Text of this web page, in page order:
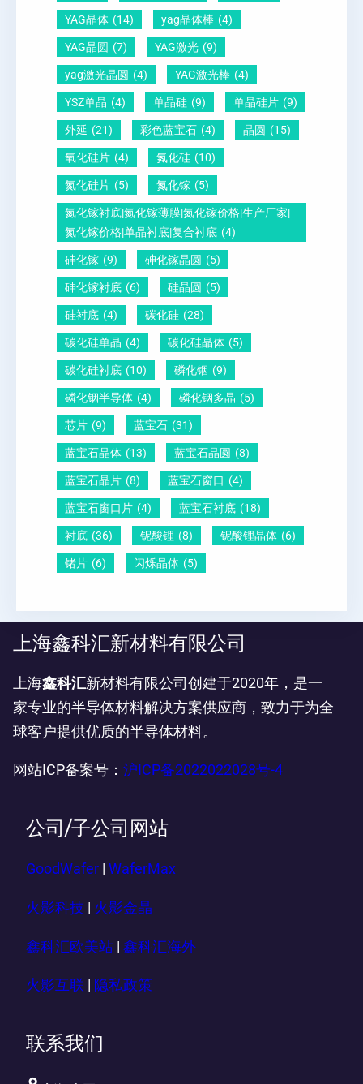
说
明
1
1
怎
么
测
压
电
晶
圆
钛
铅
晶
圆
YAG晶体 (14) yag晶体棒 (4)
YAG晶圆 (7) YAG激光 (9)
yag激光晶圆 (4) YAG激光棒 (4)
YSZ单晶 (4) 单晶硅 (9) 单晶硅片 (9)
外延 (21) 彩色蓝宝石 (4) 晶圆 (15)
氧化硅片 (4) 氮化硅 (10)
氮化硅片 (5) 氮化镓 (5)
氮化镓衬底|氮化镓薄膜|氮化镓价格|生产厂家|
氮化镓价格|单晶衬底|复合衬底 (4)
砷化镓 (9) 砷化镓晶圆 (5)
砷化镓衬底 (6) 硅晶圆 (5)
硅衬底 (4) 碳化硅 (28)
碳化硅单晶 (4) 碳化硅晶体 (5)
碳化硅衬底 (10) 磷化铟 (9)
磷化铟半导体 (4) 磷化铟多晶 (5)
芯片 (9) 蓝宝石 (31)
蓝宝石晶体 (13) 蓝宝石晶圆 (8)
蓝宝石晶片 (8) 蓝宝石窗口 (4)
蓝宝石窗口片 (4) 蓝宝石衬底 (18)
衬底 (36) 铌酸锂 (8) 铌酸锂晶体 (6)
锗片 (6) 闪烁晶体 (5)
上海鑫科汇新材料有限公司
上海鑫科汇新材料有限公司创建于2020年，是一
家专业的半导体材料解决方案供应商，致力于为全
球客户提供优质的半导体材料。
网站ICP备案号： 沪ICP备2022022028号-4
公司/子公司网站
GoodWafer WaferMax
火影科技 火影金晶
鑫科汇欧美站 | 鑫科汇海外
火影互联 隐私政策
联系我们